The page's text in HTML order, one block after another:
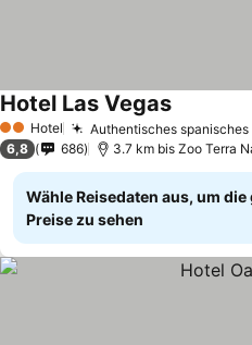
2 Sterne
Hotel Authentisches spanisches
Hotel Las Vegas
6,8 686 3.7 km bis Zoo Terra
Wähle Reisedaten aus, um die
Preise zu sehen